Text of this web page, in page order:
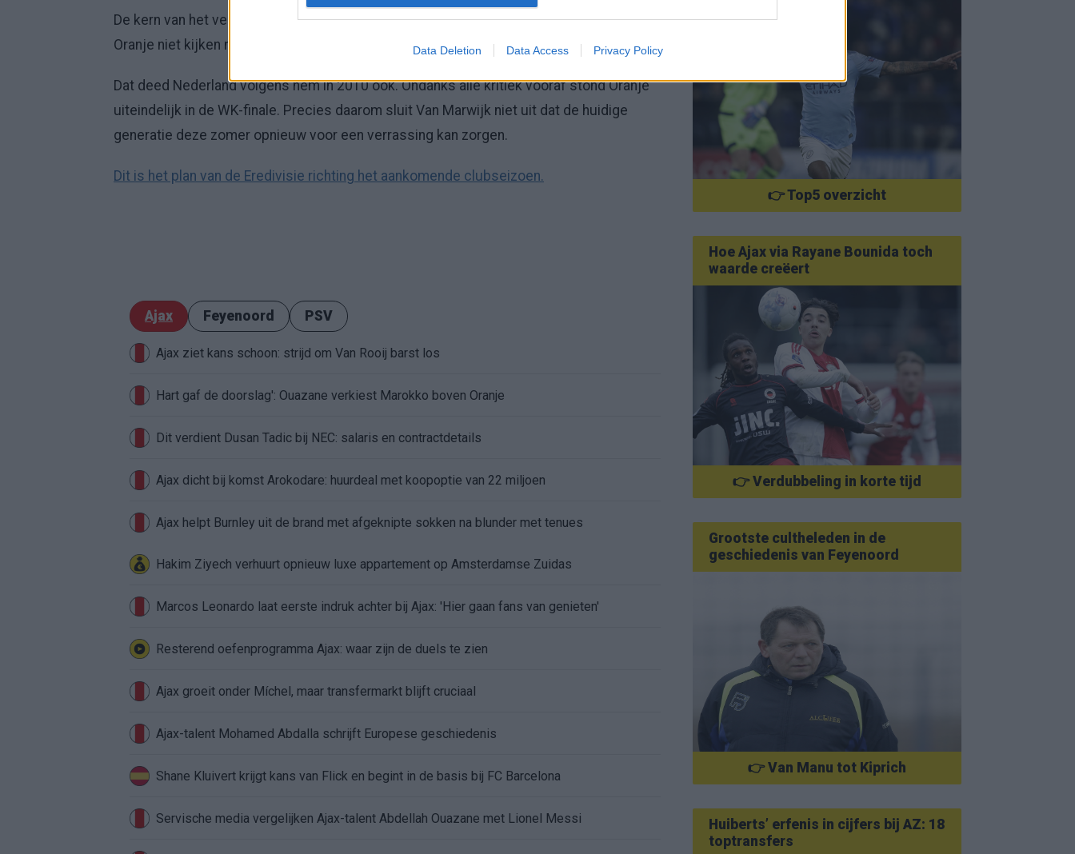
Data Deletion Data Access Privacy Policy
De kern van het verhaal van Van Marwijk is duidelijk. Volgens de oud-bondscoach moet
Oranje niet kijken naar twijfels van buitenaf, maar vooral naar de eigen mogelijkheden.
Dat deed Nederland volgens hem in 2010 ook. Ondanks alle kritiek vooraf stond Oranje
uiteindelijk in de WK-finale. Precies daarom sluit Van Marwijk niet uit dat de huidige
generatie deze zomer opnieuw voor een verrassing kan zorgen.
Dit is het plan van de Eredivisie richting het aankomende clubseizoen.
Ajax Feyenoord PSV
Ajax ziet kans schoon: strijd om Van Rooij barst los
Hart gaf de doorslag': Ouazane verkiest Marokko boven Oranje
Dit verdient Dusan Tadic bij NEC: salaris en contractdetails
Ajax dicht bij komst Arokodare: huurdeal met koopoptie van 22 miljoen
Ajax helpt Burnley uit de brand met afgeknipte sokken na blunder met tenues
Hakim Ziyech verhuurt opnieuw luxe appartement op Amsterdamse Zuidas
Marcos Leonardo laat eerste indruk achter bij Ajax: 'Hier gaan fans van genieten'
Resterend oefenprogramma Ajax: waar zijn de duels te zien
Ajax groeit onder Míchel, maar transfermarkt blijft cruciaal
Ajax-talent Mohamed Abdalla schrijft Europese geschiedenis
Shane Kluivert krijgt kans van Flick en begint in de basis bij FC Barcelona
Servische media vergelijken Ajax-talent Abdellah Ouazane met Lionel Messi
👉 Top5 overzicht
Hoe Ajax via Rayane Bounida toch
waarde creëert
👉 Verdubbeling in korte tijd
Grootste cultheleden in de
geschiedenis van Feyenoord
👉 Van Manu tot Kiprich
Huiberts’ erfenis in cijfers bij AZ: 18
toptransfers